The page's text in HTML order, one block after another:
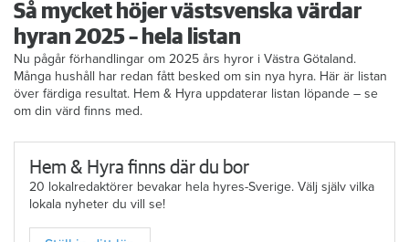
Så mycket höjer västsvenska värdar
hyran 2025 – hela listan
Nu pågår förhandlingar om 2025 års hyror i Västra Götaland.
Många hushåll har redan fått besked om sin nya hyra. Här är listan
över färdiga resultat. Hem & Hyra uppdaterar listan löpande – se
om din värd finns med.
Hem & Hyra finns där du bor
20 lokalredaktörer bevakar hela hyres-Sverige. Välj själv vilka
lokala nyheter du vill se!